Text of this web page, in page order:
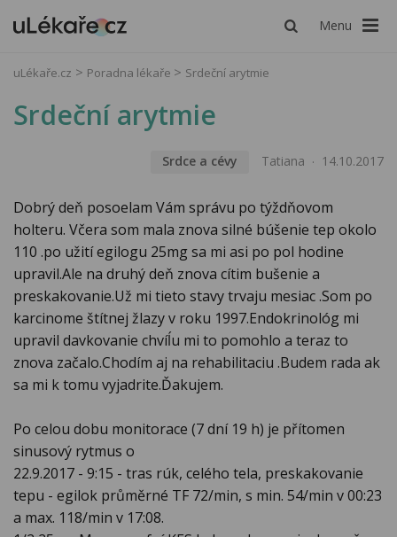
Menu
uLékaře.cz Poradna lékaře Srdeční arytmie
Srdeční arytmie
Srdce a cévy Tatiana 14.10.2017
Dobrý deň posoelam Vám správu po týždňovom
holteru. Včera som mala znova silné búšenie tep okolo
110 .po užití egilogu 25mg sa mi asi po pol hodine
upravil.Ale na druhý deň znova cítim bušenie a
preskakovanie.Už mi tieto stavy trvaju mesiac .Som po
karcinome štítnej žlazy v roku 1997.Endokrinológ mi
upravil davkovanie chvíĺu mi to pomohlo a teraz to
znova začalo.Chodím aj na rehabilitaciu .Budem rada ak
sa mi k tomu vyjadrite.Ďakujem.
Po celou dobu monitorace (7 dní 19 h) je přítomen
sinusový rytmus o
22.9.2017 - 9:15 - tras rúk, celého tela, preskakovanie
tepu - egilok průměrné TF 72/min, s min. 54/min v 00:23
a max. 118/min v 17:08.